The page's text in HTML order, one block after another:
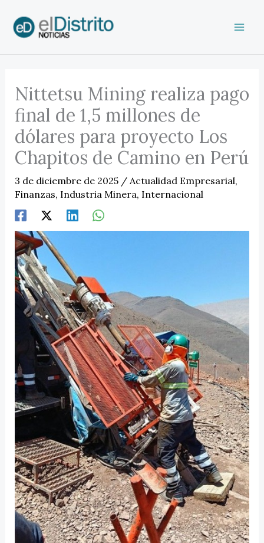
contenido
Nittetsu Mining realiza pago
final de 1,5 millones de
dólares para proyecto Los
Chapitos de Camino en Perú
3 de diciembre de 2025 / Actualidad Empresarial,
Finanzas, Industria Minera, Internacional